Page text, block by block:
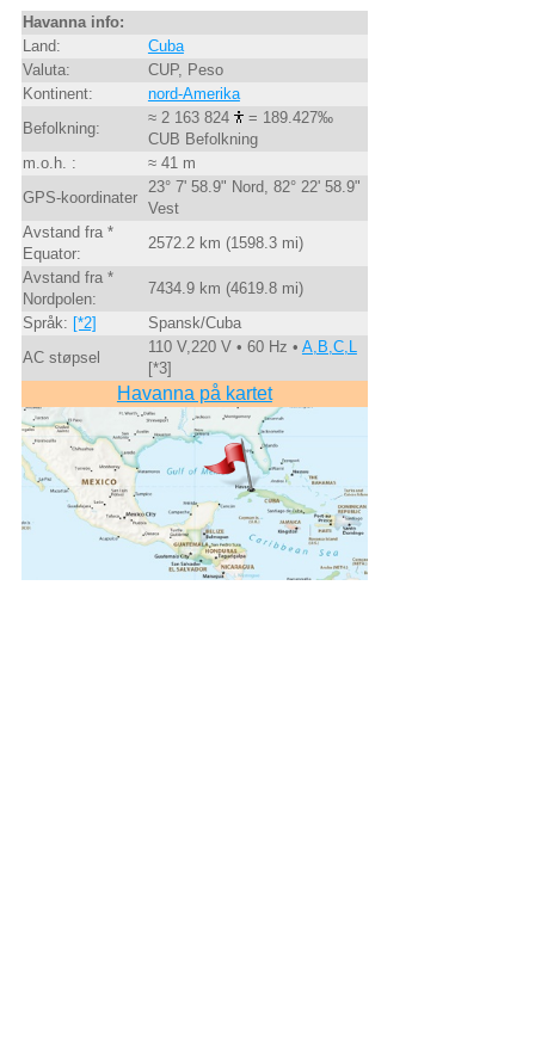
Havanna info:
Land:
Cuba
Valuta:
CUP, Peso
Kontinent:
nord-Amerika
Befolkning:
≈ 2 163 824
= 189.427‰
CUB Befolkning
m.o.h. :
≈ 41 m
GPS-koordinater
23° 7' 58.9" Nord, 82° 22' 58.9"
Vest
Avstand fra *
Equator:
2572.2 km (1598.3 mi)
Avstand fra *
Nordpolen:
7434.9 km (4619.8 mi)
Språk: [*2]
Spansk/Cuba
AC støpsel
110 V,220 V • 60 Hz • A,B,C,L
[*3]
Havanna på kartet